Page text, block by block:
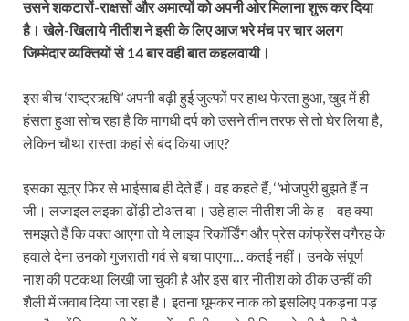
उसने शकटारों-राक्षसों और अमात्यों को अपनी ओर मिलाना शुरू कर दिया
है। खेले-खिलाये नीतीश ने इसी के लिए आज भरे मंच पर चार अलग
जिम्मेदार व्यक्तियों से 14 बार वही बात कहलवायी।
इस बीच ‘राष्ट्रऋषि’ अपनी बढ़ी हुई जुल्फों पर हाथ फेरता हुआ, खुद में ही
हंसता हुआ सोच रहा है कि मागधी दर्प को उसने तीन तरफ से तो घेर लिया है,
लेकिन चौथा रास्ता कहां से बंद किया जाए?
इसका सूत्र फिर से भाईसाब ही देते हैं। वह कहते हैं, ‘’भोजपुरी बुझते हैं न
जी। लजाइल लइका ढोंढ़ी टोअत बा। उहे हाल नीतीश जी के ह। वह क्या
समझते हैं कि वक्त आएगा तो ये लाइव रिकॉर्डिंग और प्रेस कांफ्रेंस वगैरह के
हवाले देना उनको गुजराती गर्व से बचा पाएगा… कतई नहीं। उनके संपूर्ण
नाश की पटकथा लिखी जा चुकी है और इस बार नीतीश को ठीक उन्हीं की
शैली में जवाब दिया जा रहा है। इतना घूमकर नाक को इसलिए पकड़ना पड़